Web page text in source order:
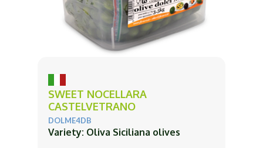
SWEET NOCELLARA
CASTELVETRANO
DOLME4DB
Variety: Oliva Siciliana olives